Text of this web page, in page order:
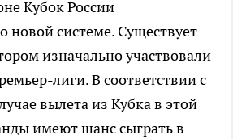
Кубок России
новой системе. Существует
изначально участвовали
лиги. В соответствии с
вылета из Кубка в этой
имеют шанс сыграть в